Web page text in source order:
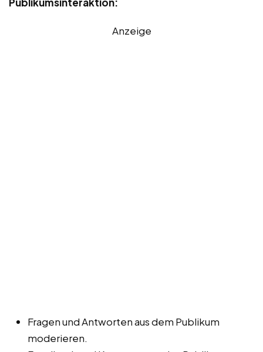
Anzeige
Fragen und Antworten aus dem Publikum
moderieren.